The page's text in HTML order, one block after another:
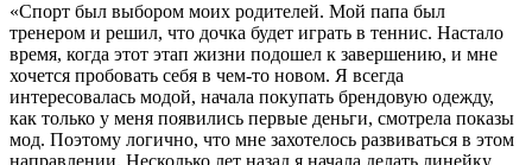
«Спорт был выбором моих родителей. Мой папа был
тренером и решил, что дочка будет играть в теннис. Настало
время, когда этот этап жизни подошел к завершению, и мне
хочется пробовать себя в чем-то новом. Я всегда
интересовалась модой, начала покупать брендовую одежду,
как только у меня появились первые деньги, смотрела показы
мод. Поэтому логично, что мне захотелось развиваться в этом